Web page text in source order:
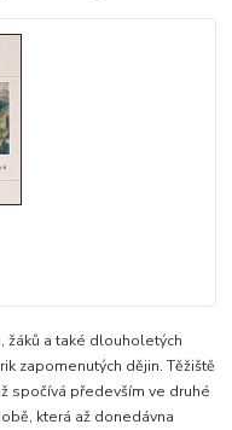
žáků a také dlouholetých
zapomenutých dějin. Těžiště
spočívá především ve druhé
která až donedávna